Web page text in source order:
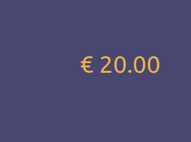
€ 20.00